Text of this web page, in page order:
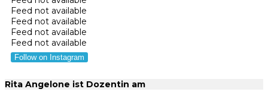
Feed not available
Feed not available
Feed not available
Feed not available
Follow on Instagram
Rita Angelone ist Dozentin am